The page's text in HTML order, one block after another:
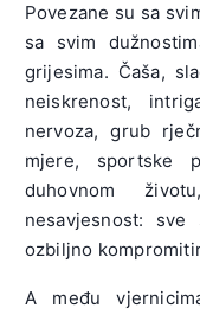
Povezane su sa
sa svim
grijesima. Čaša,
neiskrenost,
nervoza, grub
mjere, sportske
duhovnom
nesavjesnost:
ozbiljno
A među